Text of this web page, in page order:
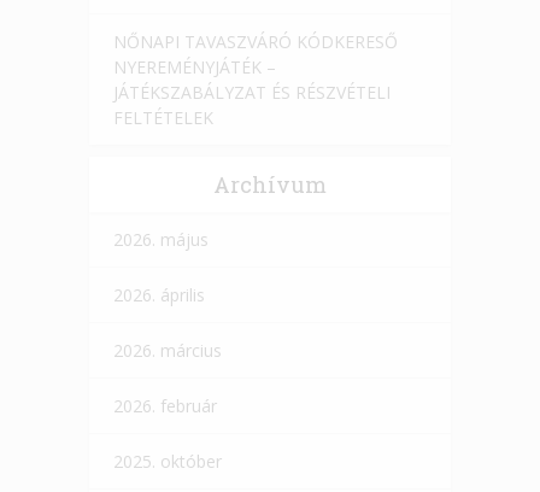
NŐNAPI TAVASZVÁRÓ KÓDKERESŐ
NYEREMÉNYJÁTÉK –
JÁTÉKSZABÁLYZAT ÉS RÉSZVÉTELI
FELTÉTELEK
Archívum
2026. május
2026. április
2026. március
2026. február
2025. október